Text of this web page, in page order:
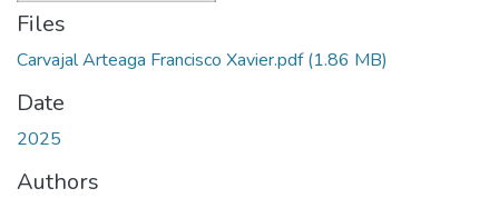
Files
Carvajal Arteaga Francisco Xavier.pdf(1.86 MB)
Date
2025
Authors